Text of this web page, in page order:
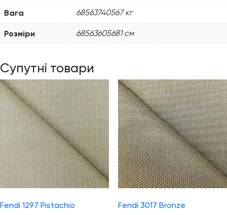
Вага 68563740567 кг
Розміри 68563605681 см
Супутні товари
Fendi 1297 Pistachio Fendi 3017 Bronze